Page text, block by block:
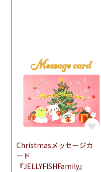
Christmasメッセージカ
ード
『JELLYFISHFamily』